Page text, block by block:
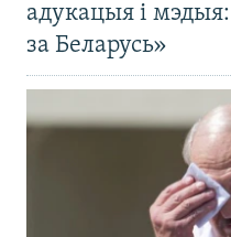
адукацыя і
за Беларусь»